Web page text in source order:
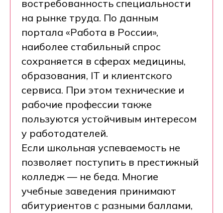
востребованность специальности
на рынке труда. По данным
портала «Работа в России»,
наиболее стабильный спрос
сохраняется в сферах медицины,
образования, IT и клиентского
сервиса. При этом технические и
рабочие профессии также
пользуются устойчивым интересом
у работодателей.
Если школьная успеваемость не
позволяет поступить в престижный
колледж — не беда. Многие
учебные заведения принимают
абитуриентов с разными баллами,